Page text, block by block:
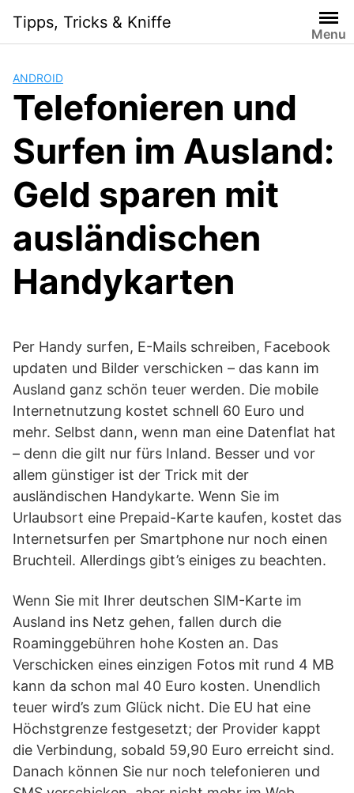
content
Tipps, Tricks & Kniffe
Menu
ANDROID
Telefonieren und
Surfen im Ausland:
Geld sparen mit
ausländischen
Handykarten
Per Handy surfen, E-Mails schreiben, Facebook
updaten und Bilder verschicken – das kann im
Ausland ganz schön teuer werden. Die mobile
Internetnutzung kostet schnell 60 Euro und
mehr. Selbst dann, wenn man eine Datenflat hat
– denn die gilt nur fürs Inland. Besser und vor
allem günstiger ist der Trick mit der
ausländischen Handykarte. Wenn Sie im
Urlaubsort eine Prepaid-Karte kaufen, kostet das
Internetsurfen per Smartphone nur noch einen
Bruchteil. Allerdings gibt’s einiges zu beachten.
Wenn Sie mit Ihrer deutschen SIM-Karte im
Ausland ins Netz gehen, fallen durch die
Roaminggebühren hohe Kosten an. Das
Verschicken eines einzigen Fotos mit rund 4 MB
kann da schon mal 40 Euro kosten. Unendlich
teuer wird’s zum Glück nicht. Die EU hat eine
Höchstgrenze festgesetzt; der Provider kappt
die Verbindung, sobald 59,90 Euro erreicht sind.
Danach können Sie nur noch telefonieren und